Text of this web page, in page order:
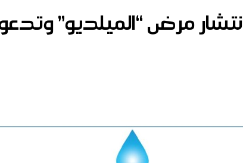
مرض “الميلديو”